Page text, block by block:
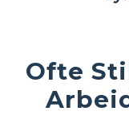
Ofte